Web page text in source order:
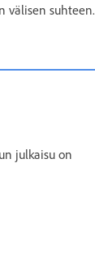
välisen suhteen.
julkaisu on